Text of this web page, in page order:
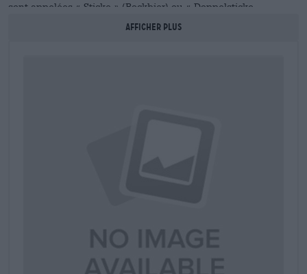
sont appelées « Sticke » (Bockbier) ou « Doppelsticke
(Doppelbock). Les Sauerbraten rhénans et d'autres plats
AFFICHER PLUS